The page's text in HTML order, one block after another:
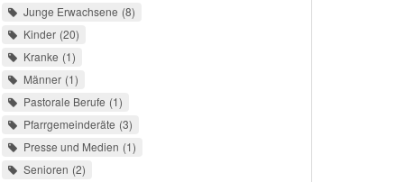
Junge Erwachsene 8
Kinder 20
Kranke 1
Männer 1
Pastorale Berufe 1
Pfarrgemeinderäte 3
Presse und Medien 1
Senioren 2